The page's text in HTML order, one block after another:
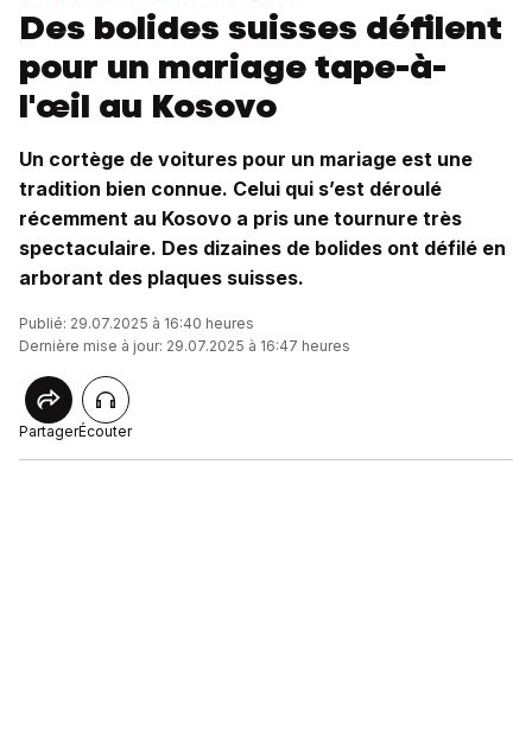
Des bolides suisses défilent
pour un mariage tape-à-
l'œil au Kosovo
Un cortège de voitures pour un mariage est une
tradition bien connue. Celui qui s’est déroulé
récemment au Kosovo a pris une tournure très
spectaculaire. Des dizaines de bolides ont défilé en
arborant des plaques suisses.
Publié: 29.07.2025 à 16:40 heures
Dernière mise à jour: 29.07.2025 à 16:47 heures
PartagerÉcouter